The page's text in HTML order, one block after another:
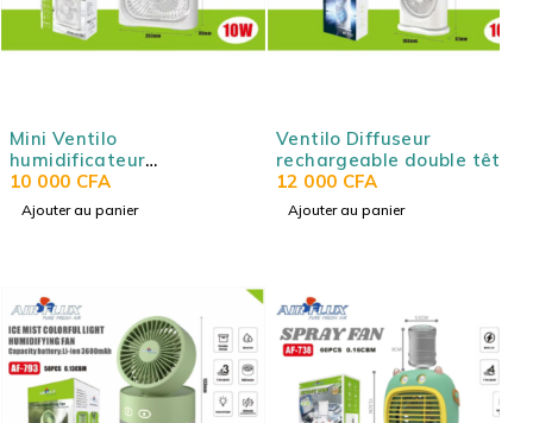
Mini Ventilo
humidificateur
multifonction - Réservoir
600 ml - 3 vitesses -
Lumière colorée - USB-C -
10 000 CFA
Ajouter au panier
Ventilo Diffuseur
rechargeable double tête
- Rotation 90° - Lumière
colorée - Batterie 1800
mAh - 10W AIRFLUX AF-
12 000 CFA
Ajouter au panier